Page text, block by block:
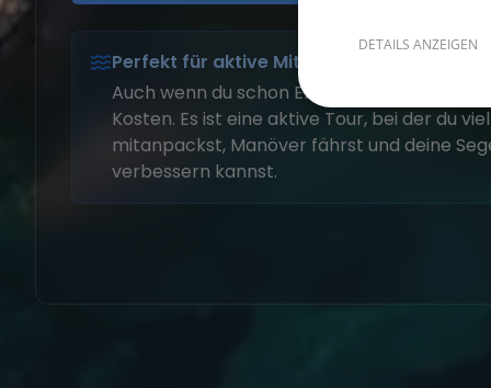
Perfekt für aktive Mitsegler
Auch wenn du schon Erfahrung hast,
Kosten. Es ist eine aktive Tour, bei der du
mitanpackst, Manöver fährst und deine
verbessern kannst.
DETAILS ANZEIGEN